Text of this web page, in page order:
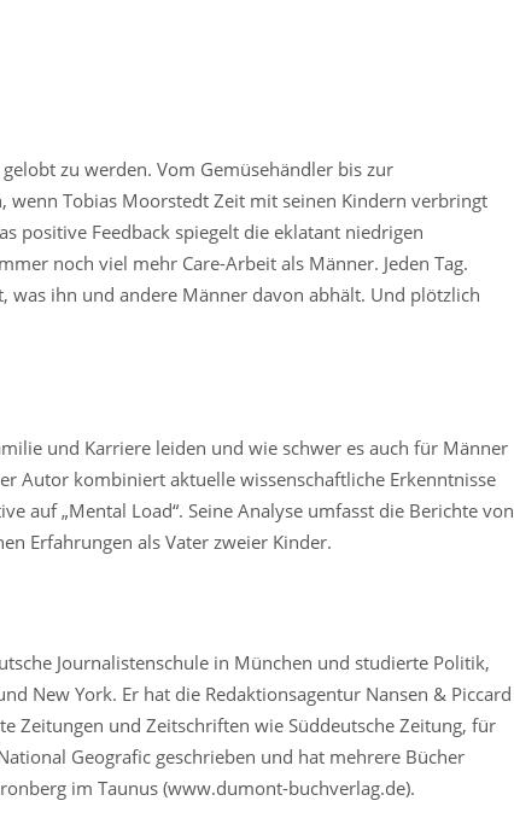
zu werden. Vom Gemüsehändler bis zur
wenn Tobias Moorstedt Zeit mit seinen Kindern verbringt
positive Feedback spiegelt die eklatant niedrigen
noch viel mehr Care-Arbeit als Männer. Jeden Tag.
ihn und andere Männer davon abhält. Und plötzlich
und Karriere leiden und wie schwer es auch für Männer
Autor kombiniert aktuelle wissenschaftliche Erkenntnisse
auf „Mental Load“. Seine Analyse umfasst die Berichte von
Erfahrungen als Vater zweier Kinder.
Journalistenschule in München und studierte Politik,
New York. Er hat die Redaktionsagentur Nansen & Piccard
Zeitungen und Zeitschriften wie Süddeutsche Zeitung, für
Geografic geschrieben und hat mehrere Bücher
im Taunus (www.dumont-buchverlag.de).